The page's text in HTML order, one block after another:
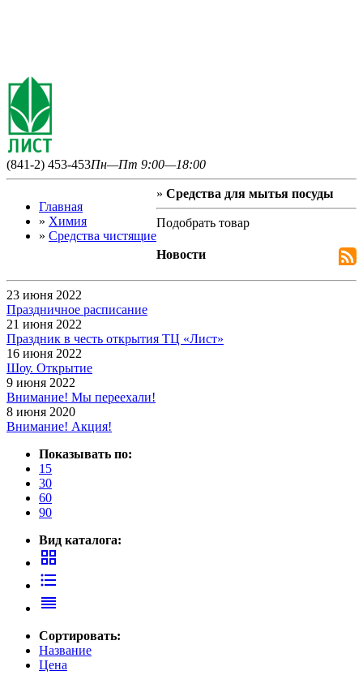
(841-2) 453-453Пн—Пт 9:00—18:00
Главная
» Химия
» Средства чистящие
» Средства для мытья посуды
Подобрать товар
Новости
23 июня 2022
Праздничное расписание
21 июня 2022
Праздник в честь открытия ТЦ «Лист»
16 июня 2022
Шоу. Открытие
9 июня 2022
Внимание! Мы переехали!
8 июня 2020
Внимание! Акция!
Показывать по:
15
30
60
90
Вид каталога:
grid_view
format_list_bulleted
reorder
Сортировать:
Название
Цена